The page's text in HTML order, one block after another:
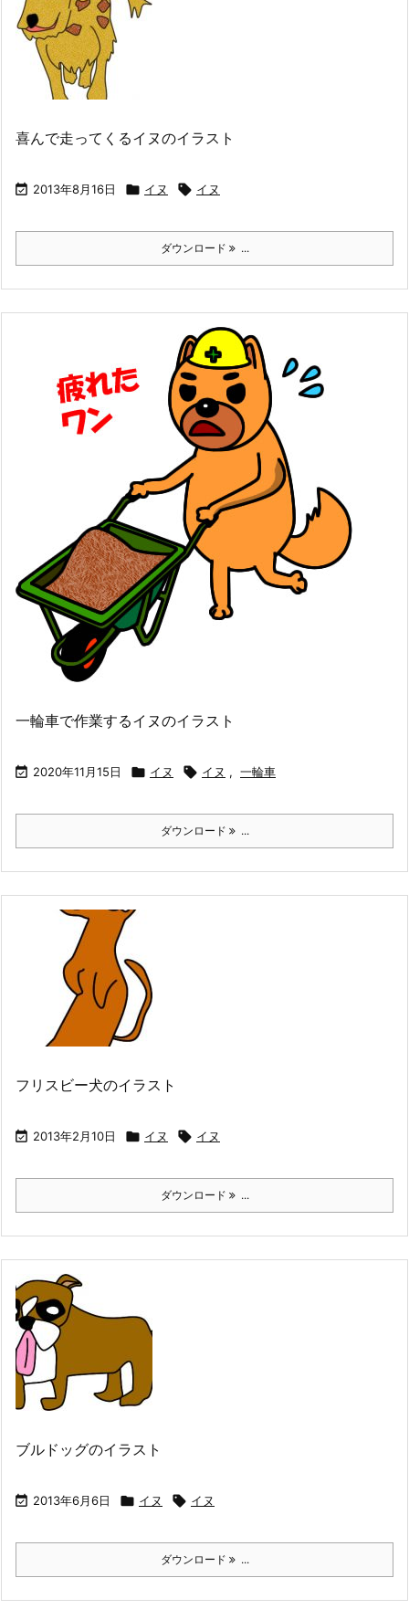
喜んで走ってくるイヌのイラスト
 2013年8月16日  イヌ  イヌ
ダウンロード ...
一輪車で作業するイヌのイラスト
 2020年11月15日  イヌ  イヌ , 一輪車
ダウンロード ...
フリスビー犬のイラスト
 2013年2月10日  イヌ  イヌ
ダウンロード ...
ブルドッグのイラスト
 2013年6月6日  イヌ  イヌ
ダウンロード ...